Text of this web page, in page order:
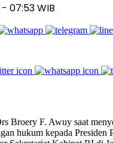
- 07:53 WIB